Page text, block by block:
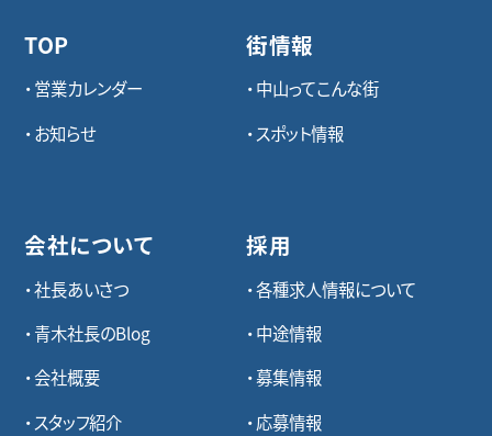
TOP
営業カレンダー
お知らせ
会社について
社長あいさつ
青木社長のBlog
会社概要
スタッフ紹介
街情報
中山ってこんな街
スポット情報
採用
各種求⼈情報について
中途情報
募集情報
応募情報